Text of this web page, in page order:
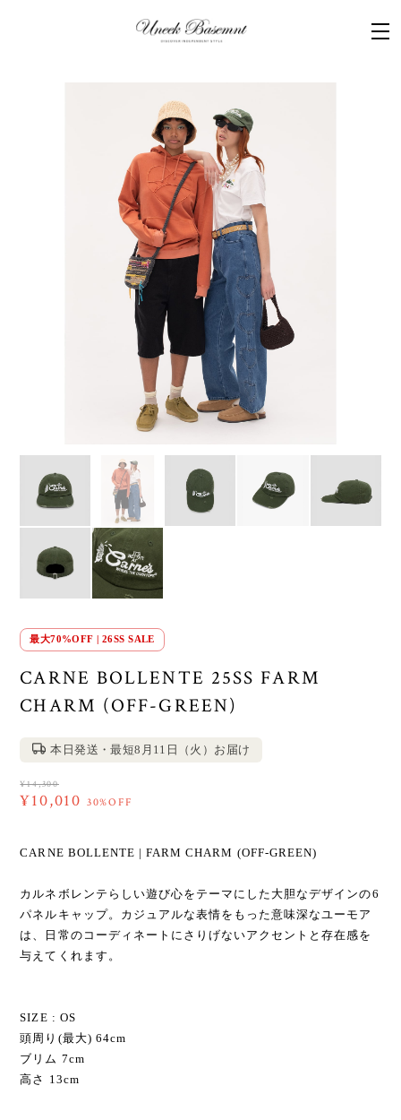
最大70%OFF | 26SS SALE
CARNE BOLLENTE 25SS FARM
CHARM (OFF-GREEN)
本日発送・最短8月11日（火）お届け
¥14,300
¥10,010 30%OFF
CARNE BOLLENTE | FARM CHARM (OFF-GREEN)
カルネボレンテらしい遊び心をテーマにした大胆なデザインの6
パネルキャップ。カジュアルな表情をもった意味深なユーモア
は、日常のコーディネートにさりげないアクセントと存在感を
与えてくれます。
SIZE : OS
頭周り(最大) 64cm
ブリム 7cm
高さ 13cm